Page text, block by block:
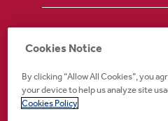
affirmative action
open positions or for
application or
Cookies Notice
By clicking “Allow All Cookies”, you
your device to help us analyze site
Cookies Policy